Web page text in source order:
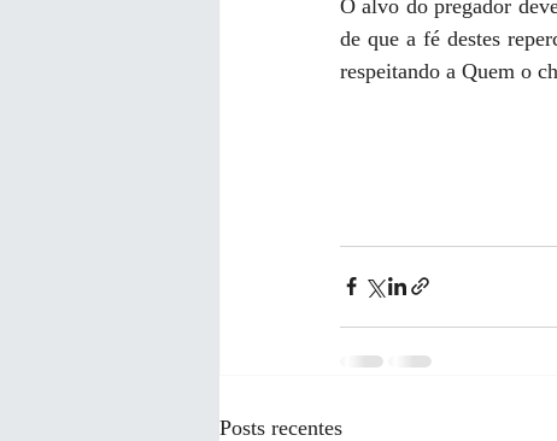
O alvo do pregador
de que a fé destes
respeitando a Quem o
Posts recentes